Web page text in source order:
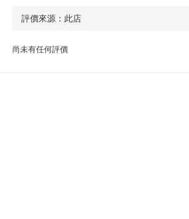
尚未有任何評價